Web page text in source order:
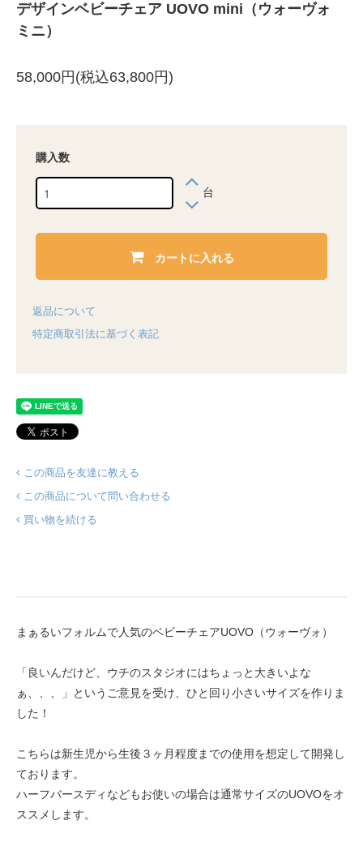
デザインベビーチェア UOVO mini（ウォーヴォ
ミニ）
58,000円(税込63,800円)
購入数
台
カートに入れる
返品について
特定商取引法に基づく表記
この商品を友達に教える
この商品について問い合わせる
買い物を続ける
まぁるいフォルムで人気のベビーチェアUOVO（ウォーヴォ）
「良いんだけど、ウチのスタジオにはちょっと大きいよな
ぁ、、、」というご意見を受け、ひと回り小さいサイズを作りま
した！
こちらは新生児から生後３ヶ月程度までの使用を想定して開発し
ております。
ハーフバースディなどもお使いの場合は通常サイズのUOVOをオ
ススメします。